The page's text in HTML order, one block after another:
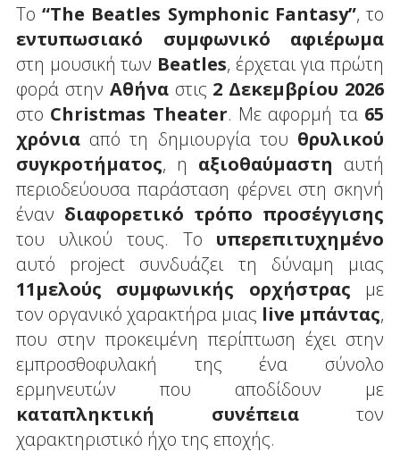
Το“The Beatles Symphonic Fantasy”, το
εντυπωσιακό συμφωνικό αφιέρωμα
στη μουσική των Beatles, έρχεται για πρώτη
φορά στην Αθήναστις 2 Δεκεμβρίου 2026
στο Christmas Theater. Με αφορμή τα 65
χρόνιααπό τη δημιουργία του θρυλικού
συγκροτήματος, η αξιοθαύμαστη αυτή
περιοδεύουσα παράσταση φέρνει στη σκηνή
έναν διαφορετικό τρόπο προσέγγισης
του υλικού τους. Το υπερεπιτυχημένο
αυτό project συνδυάζει τη δύναμη μιας
11μελούς συμφωνικής ορχήστρας με
τον οργανικό χαρακτήρα μιας live μπάντας,
που στην προκειμένη περίπτωση έχει στην
εμπροσθοφυλακή της ένα σύνολο
ερμηνευτών που αποδίδουν με
καταπληκτική συνέπεια τον
χαρακτηριστικό ήχο της εποχής.